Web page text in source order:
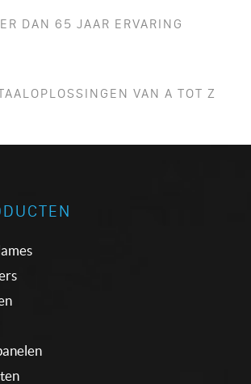
DAN 65 JAAR ERVARING
VAN A TOT Z